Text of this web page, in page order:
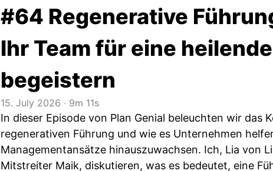
#64 Regenerative
Ihr Team für eine
begeistern
15. July 2026 ‧ 9m 11s
In dieser Episode von Plan Genial beleuchten wir das
regenerativen Führung und wie es Unternehmen
Managementansätze hinauszuwachsen. Ich, Lia von
Mitstreiter Maik, diskutieren, was es bedeutet, eine